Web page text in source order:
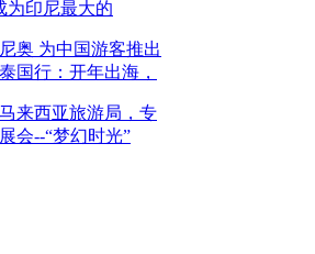
为印尼最大的
奥 为中国游客推出
国行：开年出海，
来西亚旅游局，专
会--“梦幻时光”